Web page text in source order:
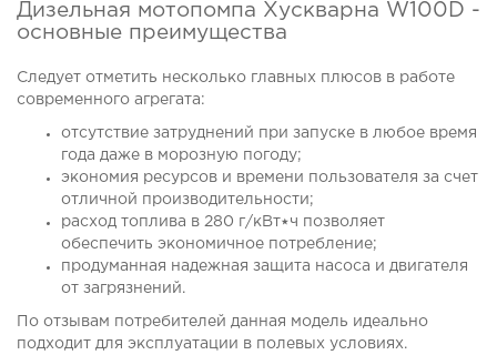
Дизельная мотопомпа Хускварна W100D -
основные преимущества
Следует отметить несколько главных плюсов в работе
современного агрегата:
отсутствие затруднений при запуске в любое время
года даже в морозную погоду;
экономия ресурсов и времени пользователя за счет
отличной производительности;
расход топлива в 280 г/кВт٭ч позволяет
обеспечить экономичное потребление;
продуманная надежная защита насоса и двигателя
от загрязнений.
По отзывам потребителей данная модель идеально
подходит для эксплуатации в полевых условиях.